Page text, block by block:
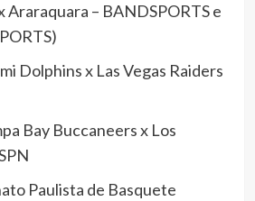
Araraquara – BANDSPORTS e
Dolphins x Las Vegas Raiders
Bay Buccaneers x Los
Paulista de Basquete